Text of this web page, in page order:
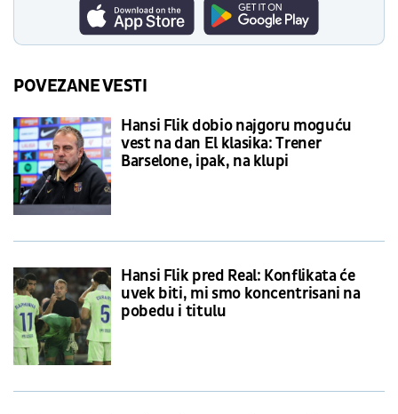
POVEZANE VESTI
Hansi Flik dobio najgoru moguću
vest na dan El klasika: Trener
Barselone, ipak, na klupi
Hansi Flik pred Real: Konflikata će
uvek biti, mi smo koncentrisani na
pobedu i titulu